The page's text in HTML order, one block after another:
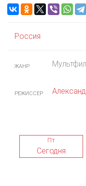
Россия
ЖАНР
РЕЖИССЕР
Пт
Сегодня